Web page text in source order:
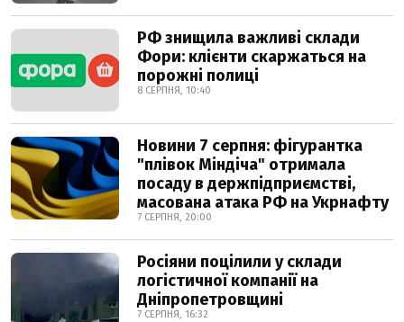
РФ знищила важливі склади
Фори: клієнти скаржаться на
порожні полиці
8 СЕРПНЯ, 10:40
Новини 7 серпня: фігурантка
"плівок Міндіча" отримала
посаду в держпідприємстві,
масована атака РФ на Укрнафту
7 СЕРПНЯ, 20:00
Росіяни поцілили у склади
логістичної компанії на
Дніпропетровщині
7 СЕРПНЯ, 16:32